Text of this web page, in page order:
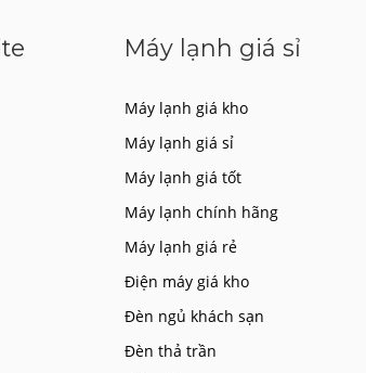
Máy lạnh giá sỉ
Máy lạnh giá kho
Máy lạnh giá sỉ
Máy lạnh giá tốt
Máy lạnh chính hãng
Máy lạnh giá rẻ
Điện máy giá kho
Đèn ngủ khách sạn
Đèn thả trần